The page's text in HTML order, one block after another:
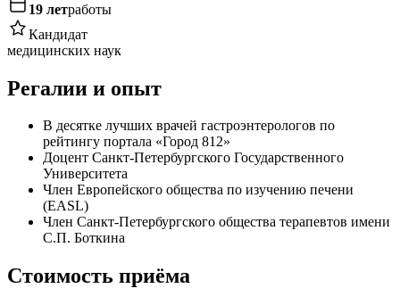
19 летработы
Кандидат
медицинских наук
Регалии и опыт
В десятке лучших врачей гастроэнтерологов по
рейтингу портала «Город 812»
Доцент Санкт-Петербургского Государственного
Университета
Член Европейского общества по изучению печени
(EASL)
Член Санкт-Петербургского общества терапевтов имени
С.П. Боткина
Стоимость приёма